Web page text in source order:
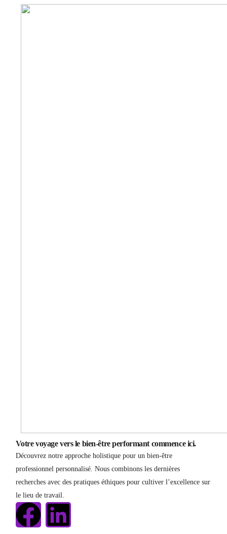
Votre voyage vers le bien-être performant commence ici.
Découvrez notre approche holistique pour un bien-être
professionnel personnalisé. Nous combinons les dernières
recherches avec des pratiques éthiques pour cultiver l’excellence sur
le lieu de travail.